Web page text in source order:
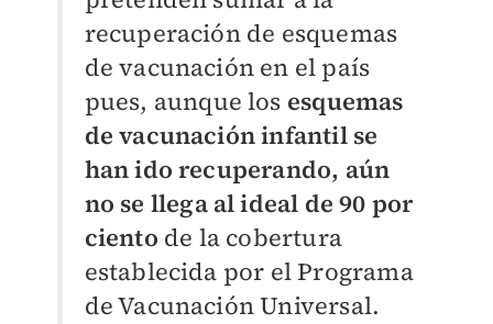
recuperación de esquemas
de vacunación en el país
pues, aunque los esquemas
de vacunación infantil se
han ido recuperando, aún
no se llega al ideal de 90 por
ciento de la cobertura
establecida por el Programa
de Vacunación Universal.